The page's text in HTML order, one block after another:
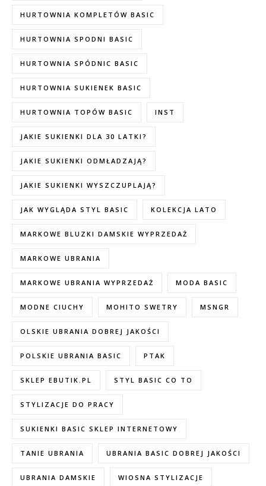
HURTOWNIA KOMPLETÓW BASIC
HURTOWNIA SPODNI BASIC
HURTOWNIA SPÓDNIC BASIC
HURTOWNIA SUKIENEK BASIC
HURTOWNIA TOPÓW BASIC INST
JAKIE SUKIENKI DLA 30 LATKI?
JAKIE SUKIENKI ODMŁADZAJĄ?
JAKIE SUKIENKI WYSZCZUPLAJĄ?
JAK WYGLĄDA STYL BASIC KOLEKCJA LATO
MARKOWE BLUZKI DAMSKIE WYPRZEDAŻ
MARKOWE UBRANIA
MARKOWE UBRANIA WYPRZEDAŻ MODA BASIC
MODNE CIUCHY MOHITO SWETRY MSNGR
OLSKIE UBRANIA DOBREJ JAKOŚCI
POLSKIE UBRANIA BASIC PTAK
SKLEP EBUTIK.PL STYL BASIC CO TO
STYLIZACJE DO PRACY
SUKIENKI BASIC SKLEP INTERNETOWY
TANIE UBRANIA UBRANIA BASIC DOBREJ JAKOŚCI
UBRANIA DAMSKIE WIOSNA STYLIZACJE